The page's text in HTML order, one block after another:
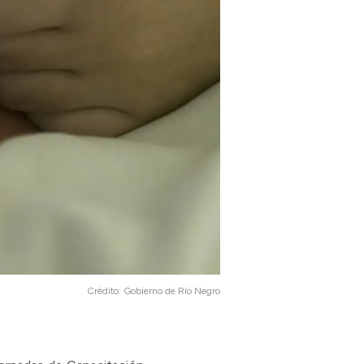
Crédito: Gobierno de Río Negro